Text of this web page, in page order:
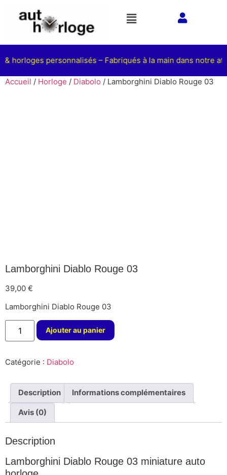
horloges personnalisés – Fabriqués à la main dans notre
Accueil / Horloge / Diabolo / Lamborghini Diablo Rouge 03
Lamborghini Diablo Rouge 03
39,00 €
Lamborghini Diablo Rouge 03
Ajouter au panier
Catégorie : Diabolo
Description Informations complémentaires
Avis (0)
Description
Lamborghini Diablo Rouge 03 miniature auto